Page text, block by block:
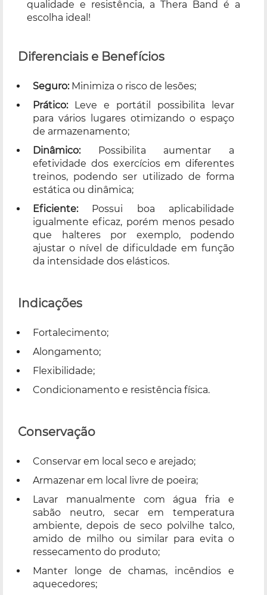
qualidade e resistência, a Thera Band é a
escolha ideal!
Diferenciais e Benefícios
Seguro:Minimiza o risco de lesões;
Prático:Leve e portátil possibilita levar
para vários lugares otimizando o espaço
de armazenamento;
Dinâmico:Possibilita aumentar a
efetividade dos exercícios em diferentes
treinos, podendo ser utilizado de forma
estática ou dinâmica;
Eficiente:Possui boa aplicabilidade
igualmente eficaz, porém menos pesado
que halteres por exemplo, podendo
ajustar o nível de dificuldade em função
da intensidade dos elásticos.
Indicações
Fortalecimento;
Alongamento;
Flexibilidade;
Condicionamento e resistência física.
Conservação
Conservar em local seco e arejado;
Armazenar em local livre de poeira;
Lavar manualmente com água fria e
sabão neutro, secar em temperatura
ambiente, depois de seco polvilhe talco,
amido de milho ou similar para evita o
ressecamento do produto;
Manter longe de chamas, incêndios e
aquecedores;